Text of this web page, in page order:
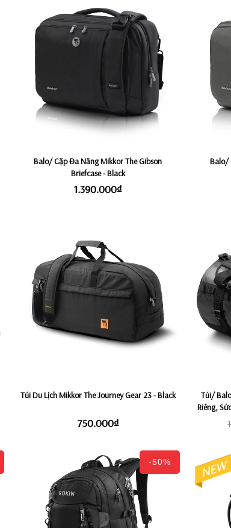
Balo/ Cặp Đa Năng Mikkor The Gibson
Briefcase - Black
1.390.000₫
Balo/
Túi Du Lịch Mikkor The Journey Gear 23 - Black
750.000₫
Túi/
Riêng,
-50%